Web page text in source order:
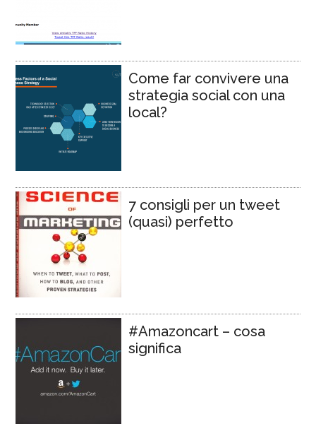
Come far convivere una
strategia social con una
local?
7 consigli per un tweet
(quasi) perfetto
#Amazoncart – cosa
significa